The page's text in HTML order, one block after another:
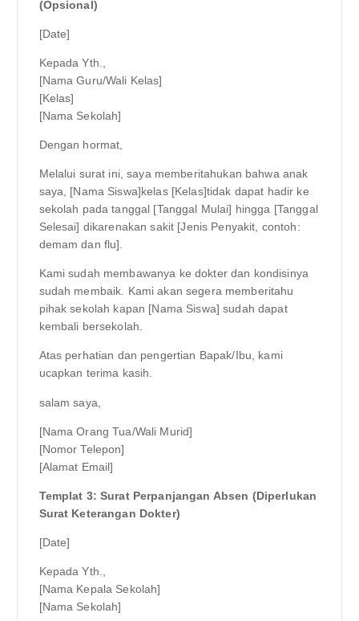
(Opsional)
[Date]
Kepada Yth.,
[Nama Guru/Wali Kelas]
[Kelas]
[Nama Sekolah]
Dengan hormat,
Melalui surat ini, saya memberitahukan bahwa anak
saya, [Nama Siswa]kelas [Kelas]tidak dapat hadir ke
sekolah pada tanggal [Tanggal Mulai] hingga [Tanggal
Selesai] dikarenakan sakit [Jenis Penyakit, contoh:
demam dan flu].
Kami sudah membawanya ke dokter dan kondisinya
sudah membaik. Kami akan segera memberitahu
pihak sekolah kapan [Nama Siswa] sudah dapat
kembali bersekolah.
Atas perhatian dan pengertian Bapak/Ibu, kami
ucapkan terima kasih.
salam saya,
[Nama Orang Tua/Wali Murid]
[Nomor Telepon]
[Alamat Email]
Templat 3: Surat Perpanjangan Absen (Diperlukan
Surat Keterangan Dokter)
[Date]
Kepada Yth.,
[Nama Kepala Sekolah]
[Nama Sekolah]